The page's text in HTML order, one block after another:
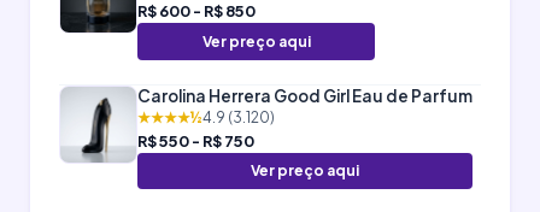
R$ 600 - R$ 850
Ver preço aqui
Carolina Herrera Good Girl Eau de Parfum
★★★★½4.9 (3.120)
R$ 550 - R$ 750
Ver preço aqui